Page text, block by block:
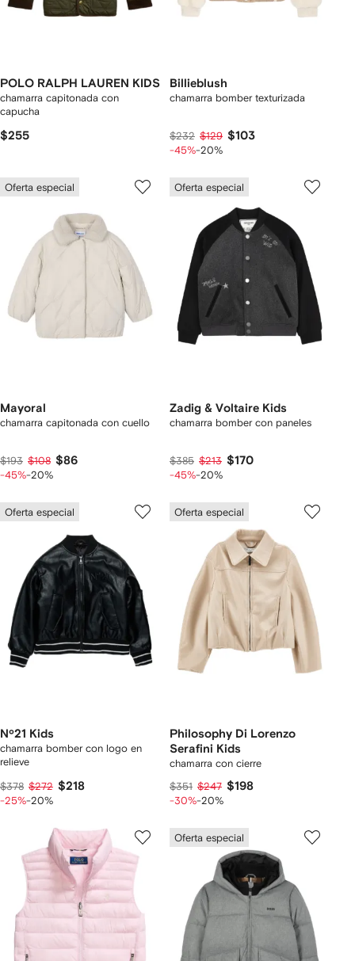
POLO RALPH LAUREN KIDS
chamarra capitonada con
capucha
$255
Billieblush
chamarra bomber texturizada
$232 $129 $103
-45%-20%
Oferta especial
Mayoral
chamarra capitonada con cuello
$193 $108 $86
-45%-20%
Oferta especial
Zadig & Voltaire Kids
chamarra bomber con paneles
$385 $213 $170
-45%-20%
Oferta especial
Nº21 Kids
chamarra bomber con logo en
relieve
$378 $272 $218
-25%-20%
Oferta especial
Philosophy Di Lorenzo
Serafini Kids
chamarra con cierre
$351 $247 $198
-30%-20%
Oferta especial